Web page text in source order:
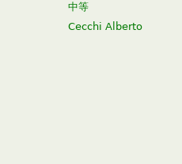
中等
Cecchi Alberto